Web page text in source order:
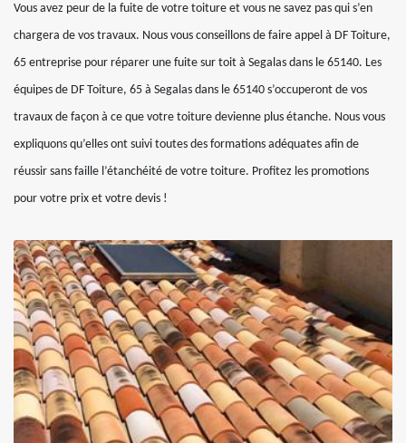
Vous avez peur de la fuite de votre toiture et vous ne savez pas qui s’en
chargera de vos travaux. Nous vous conseillons de faire appel à DF Toiture,
65 entreprise pour réparer une fuite sur toit à Segalas dans le 65140. Les
équipes de DF Toiture, 65 à Segalas dans le 65140 s’occuperont de vos
travaux de façon à ce que votre toiture devienne plus étanche. Nous vous
expliquons qu’elles ont suivi toutes des formations adéquates afin de
réussir sans faille l’étanchéité de votre toiture. Profitez les promotions
pour votre prix et votre devis !